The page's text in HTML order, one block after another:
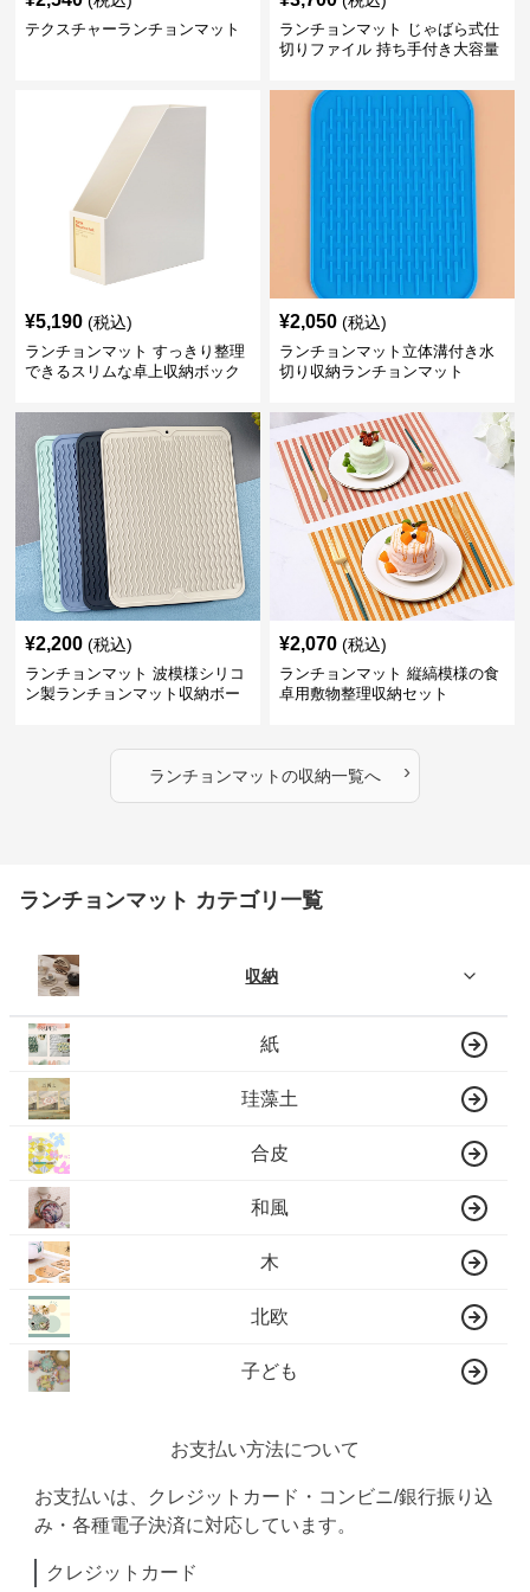
テクスチャーランチョンマット
ランチョンマット じゃばら式仕
切りファイル 持ち手付き大容量
¥5,190 (税込)
ランチョンマット すっきり整理
できるスリムな卓上収納ボック
¥2,050 (税込)
ランチョンマット立体溝付き水
切り収納ランチョンマット
¥2,200 (税込)
ランチョンマット 波模様シリコ
ン製ランチョンマット収納ボー
¥2,070 (税込)
ランチョンマット 縦縞模様の食
卓用敷物整理収納セット
ランチョンマットの収納一覧へ ›
ランチョンマット カテゴリ一覧
収納
紙
珪藻土
合皮
和風
木
北欧
子ども
お支払い方法について
お支払いは、クレジットカード・コンビニ/銀行振り込
み・各種電子決済に対応しています。
クレジットカード